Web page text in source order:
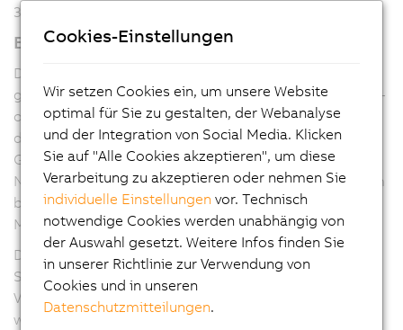
30 VDC oder 230 VAC.
Bis zu acht Motoren
Die digitalen Ausgänge des DO8323 sind galvanisch
getrennt und können wahlweise als Highside-, Lowside-
oder Push/Pull-Variante beschaltet werden. So erlaubt
das Modul die Ansteuerung von bis zu 4
Gleichstrommotoren als Vollbrücke mit einer
Nennspannung von 12 bis 24 VDC und einem Nennstrom
bis 0,5 A. Im Betrieb als Halbbrücke kann es bis zu 8
Motoren ansteuern.
Das DO6639 weist 6 getrennte Relais mit
Schließerkontakten auf. Diese können sowohl bei 30
VDC als auch bei 230 VAC mit jeweils 2 Ampere belastet
werden. Damit hebt B&R die Packungsdichte bei 230-
Cookies-Einstellungen
Wir setzen Cookies ein, um unsere Website
optimal für Sie zu gestalten, der Webanalyse
und der Integration von Social Media. Klicken
Sie auf "Alle Cookies akzeptieren", um diese
Verarbeitung zu akzeptieren oder nehmen Sie
individuelle Einstellungen vor. Technisch
notwendige Cookies werden unabhängig von
der Auswahl gesetzt. Weitere Infos finden Sie
in unserer Richtlinie zur Verwendung von
Cookies und in unseren
Datenschutzmitteilungen.